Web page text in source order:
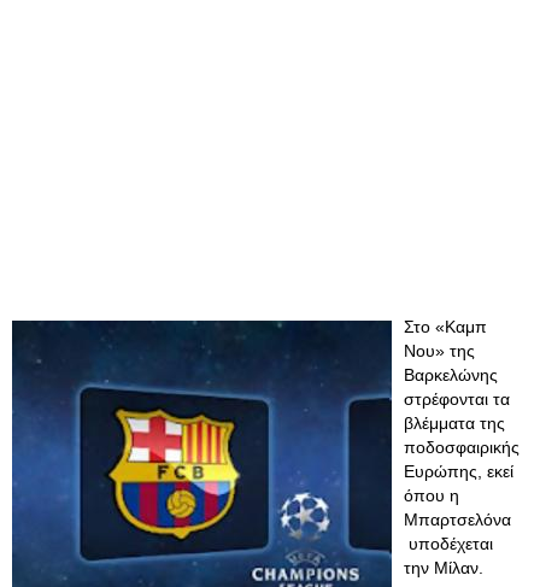
Στο «Καμπ
Νου» της
Βαρκελώνης
στρέφονται τα
βλέμματα της
ποδοσφαιρικής
Ευρώπης, εκεί
όπου η
Μπαρτσελόνα
υποδέχεται
την Μίλαν.